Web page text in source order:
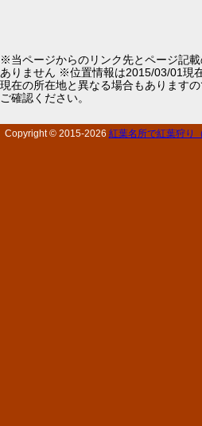
※当ページからのリンク先とページ記
ありません ※位置情報は2015/03/01現
現在の所在地と異なる場合もあります
ご確認ください。
Copyright © 2015-2026 紅葉名所で紅葉狩り